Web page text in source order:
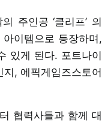
주인공 ‘클리프’ 의
이템으로 등장하며,
있게 된다. 포트나이
, 에픽게임즈스토어
협력사들과 함께 대